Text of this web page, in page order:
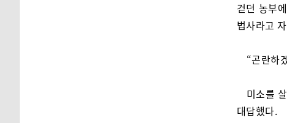
걷던 농부
법사라고
“곤란하
미소를
대답했다.